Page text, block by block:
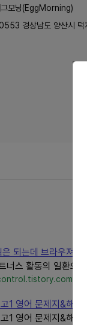
그모닝(EggMorning)
경상남도 양산시
되는데 브라우져가
너스 활동의 일환으
1 영어 문제지&해설
1 영어 문제지&해